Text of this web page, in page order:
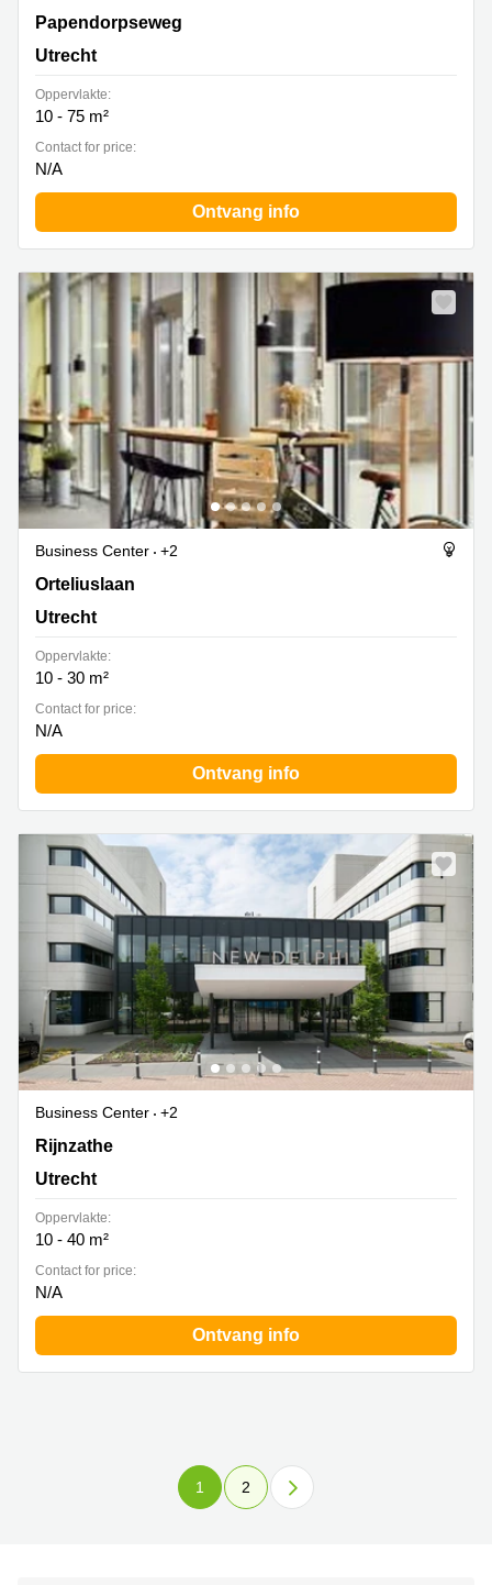
Papendorpseweg 99, Utrecht
Papendorpseweg
Utrecht
Oppervlakte:
10 - 75 m²
Contact for price:
N/A
Ontvang info
Business Center
+2
Orteliuslaan 1000, Utrecht
Orteliuslaan
Utrecht
Oppervlakte:
10 - 30 m²
Contact for price:
N/A
Ontvang info
Business Center
+2
Rijnzathe 6, Utrecht
Rijnzathe
Utrecht
Oppervlakte:
10 - 40 m²
Contact for price:
N/A
Ontvang info
1 2